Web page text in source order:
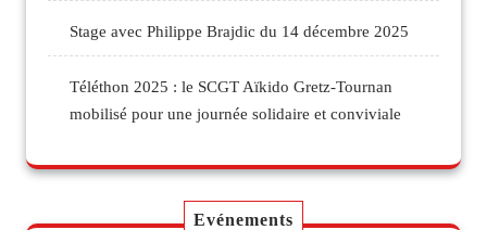
Stage avec Philippe Brajdic du 14 décembre 2025
Téléthon 2025 : le SCGT Aïkido Gretz-Tournan
mobilisé pour une journée solidaire et conviviale
Evénements